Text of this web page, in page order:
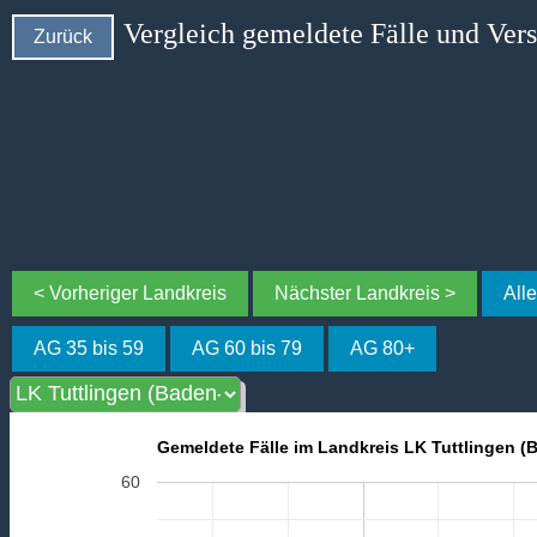
Zurück Vergleich gemeldete Fälle und
< Vorheriger Landkreis Nächster Landkreis >
AG 35 bis 59 AG 60 bis 79 AG 80+
Gemeldete Fälle im Landkreis LK Tuttlingen
60